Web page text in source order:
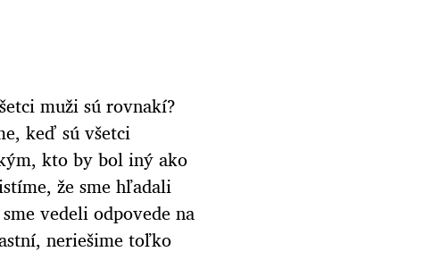
muži sú rovnakí?
keď sú všetci
kto by bol iný ako
že sme hľadali
vedeli odpovede na
neriešime toľko